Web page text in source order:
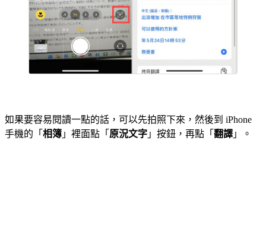
如果要容易閱讀一點的話，可以先拍照下來，然後到 iPhone
手機的「 相簿 」裡面點「 原況文字 」按鈕，再點「 翻譯 」。